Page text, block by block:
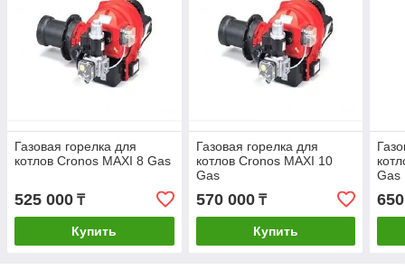
Газовая горелка для
котлов Cronos MAXI 8 Gas
525 000 ₸
Купить
Газовая горелка для
котлов Cronos MAXI 10
Gas
570 000₸
Купить
Gas